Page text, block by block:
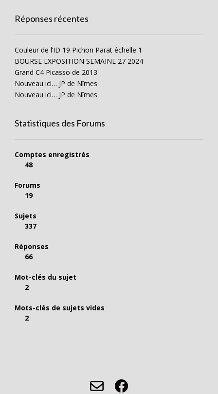
Réponses récentes
Couleur de l’ID 19 Pichon Parat échelle 1
BOURSE EXPOSITION SEMAINE 27 2024
Grand C4 Picasso de 2013
Nouveau ici… JP de Nîmes
Nouveau ici… JP de Nîmes
Statistiques des Forums
Comptes enregistrés
48
Forums
19
Sujets
337
Réponses
66
Mot-clés du sujet
2
Mots-clés de sujets vides
2